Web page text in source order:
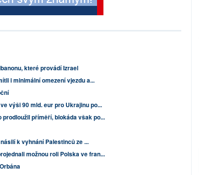
které provádí Izrael
i minimální omezení vjezdu a...
výši 90 mld. eur pro Ukrajinu po...
příměří, blokáda však po...
k vyhnání Palestinců ze ...
možnou roli Polska ve fran...